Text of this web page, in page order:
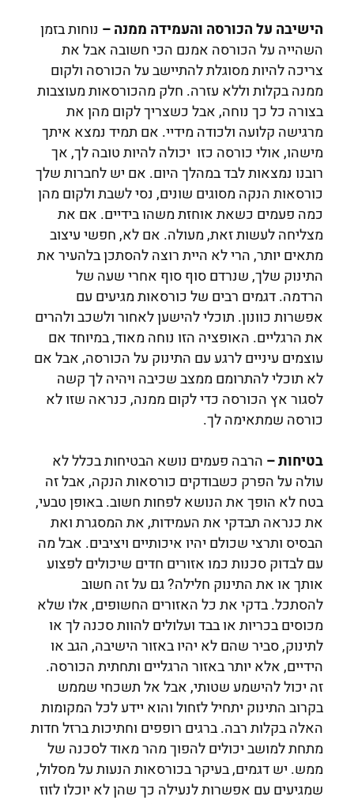
הישיבה על הכורסה והעמידה ממנה – נוחות בזמן
השהייה על הכורסה אמנם הכי חשובה אבל את
צריכה להיות מסוגלת להתיישב על הכורסה ולקום
ממנה בקלות וללא עזרה. חלק מהכורסאות מעוצבות
בצורה כל כך נוחה, אבל כשצריך לקום מהן את
מרגישה קלועה ולכודה מידיי. אם תמיד נמצא איתך
מישהו, אולי כורסה כזו יכולה להיות טובה לך, אך
רובנו נמצאות לבד במהלך היום. אם יש לחברות שלך
כורסאות הנקה מסוגים שונים, נסי לשבת ולקום מהן
כמה פעמים כשאת אוחזת משהו בידיים. אם את
מצליחה לעשות זאת, מעולה. אם לא, חפשי עיצוב
מתאים יותר, הרי לא היית רוצה להסתכן בלהעיר את
התינוק שלך, שנרדם סוף סוף אחרי שעה של
הרדמה. דגמים רבים של כורסאות מגיעים עם
אפשרות כוונון. תוכלי להישען לאחור ולשכב ולהרים
את הרגליים. האופציה הזו נוחה מאוד, במיוחד אם
עוצמים עיניים לרגע עם התינוק על הכורסה, אבל אם
לא תוכלי להתרומם ממצב שכיבה ויהיה לך קשה
לסגור אץ הכורסה כדי לקום ממנה, כנראה שזו לא
כורסה שמתאימה לך.
בטיחות ­– הרבה פעמים נושא הבטיחות בכלל לא
עולה על הפרק כשבודקים כורסאות הנקה, אבל זה
בטח לא הופך את הנושא לפחות חשוב. באופן טבעי,
את כנראה תבדקי את העמידות, את המסגרת ואת
הבסיס ותרצי שכולם יהיו איכותיים ויציבים. אבל מה
עם לבדוק סכנות כמו אזורים חדים שיכולים לפצוע
אותך או את התינוק חלילה? גם על זה חשוב
להסתכל. בדקי את כל האזורים החשופים, אלו שלא
מכוסים בכריות או בבד ועלולים להוות סכנה לך או
לתינוק, סביר שהם לא יהיו באזור הישיבה, הגב או
הידיים, אלא יותר באזור הרגליים ותחתית הכורסה.
זה יכול להישמע שטותי, אבל אל תשכחי שממש
בקרוב התינוק יתחיל לזחול והוא יידע לכל המקומות
האלה בקלות רבה. ברגים רופפים וחתיכות ברזל חדות
מתחת למושב יכולים להפוך מהר מאוד לסכנה של
ממש. יש דגמים, בעיקר בכורסאות הנעות על מסלול,
שמגיעים עם אפשרות לנעילה כך שהן לא יוכלו לזוז